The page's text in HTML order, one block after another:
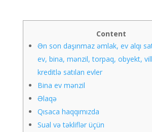
Content
Ən son daşınmaz əmlak, ev alqı
ev, bina, mənzil, torpaq, obyekt,
kreditlə satılan evler
Bina ev mənzil
Əlaqə
Qısaca haqqımızda
Sual və təkliflər üçün